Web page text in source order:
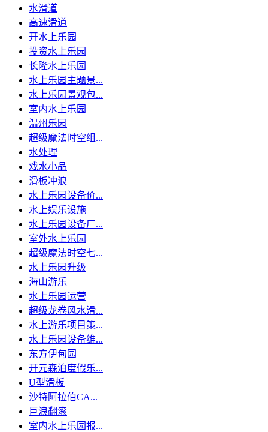
水滑道
高速滑道
开水上乐园
投资水上乐园
长隆水上乐园
水上乐园主题景...
水上乐园景观包...
室内水上乐园
温州乐园
超级魔法时空组...
水处理
戏水小品
滑板冲浪
水上乐园设备价...
水上娱乐设施
水上乐园设备厂...
室外水上乐园
超级魔法时空七...
水上乐园升级
海山游乐
水上乐园运营
超级龙卷风水滑...
水上游乐项目策...
水上乐园设备维...
东方伊甸园
开元森泊度假乐...
U型滑板
沙特阿拉伯CA...
巨浪翻滚
室内水上乐园报...